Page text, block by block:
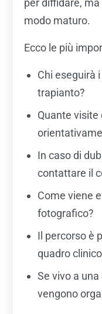
per diffidare,
modo maturo.
Ecco le più
Chi eseguirà
trapianto?
Quante
In caso di
contattare il
Come viene
fotografico?
Il percorso è
quadro
Se vivo a
vengono